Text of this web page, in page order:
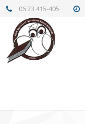
06 23 415-405